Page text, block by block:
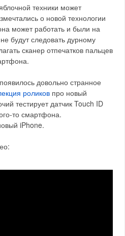
техники может
о новой технологии
может работать и были на
будут следовать дурному
сканер отпечатков пальцев
довольно странное
роликов про новый
тестирует датчик Touch ID
то смартфона.
iPhone.